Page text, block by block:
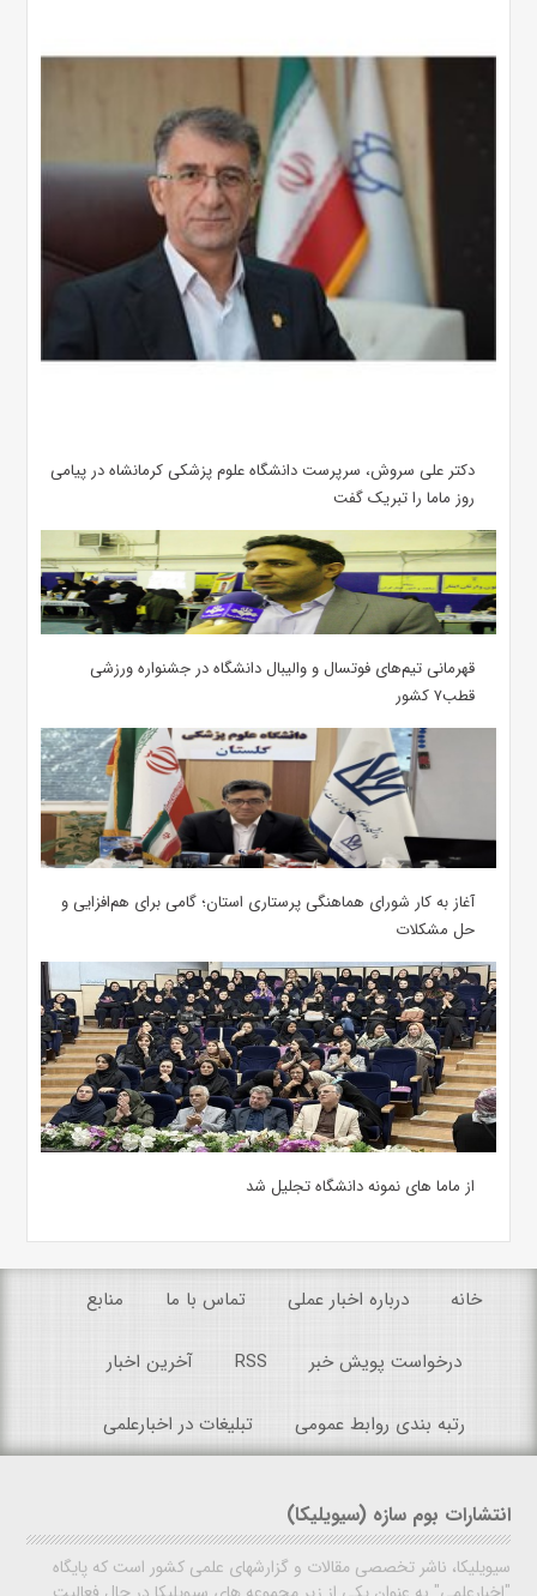
دکتر علی سروش، سرپرست دانشگاه علوم پزشکی کرمانشاه در پیامی
روز ماما را تبریک گفت
قهرمانی تیم‌های فوتسال و والیبال دانشگاه در جشنواره ورزشی
قطب۷ کشور
آغاز به کار شورای هماهنگی پرستاری استان؛ گامی برای هم‌افزایی و
حل مشکلات
از ماما های نمونه دانشگاه تجلیل شد
خانه درباره اخبار عملی تماس با ما منابع
درخواست پویش خبر RSS آخرین اخبار
رتبه بندی روابط عمومی تبلیغات در اخبارعلمی
انتشارات بوم سازه (سیویلیکا)
سیویلیکا، ناشر تخصصی مقالات و گزارشهای علمی کشور است که پایگاه